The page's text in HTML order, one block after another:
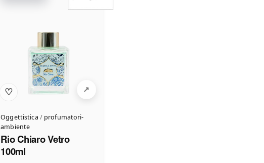
♡
Oggettistica / profumatori-
ambiente
Rio Chiaro Vetro
100ml